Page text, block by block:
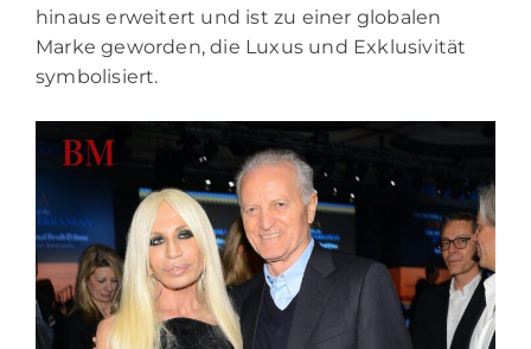
hinaus erweitert und ist zu einer globalen
Marke geworden, die Luxus und Exklusivität
symbolisiert.